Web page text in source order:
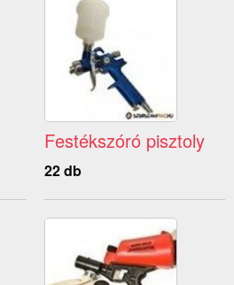
Festékszóró pisztoly
22 db